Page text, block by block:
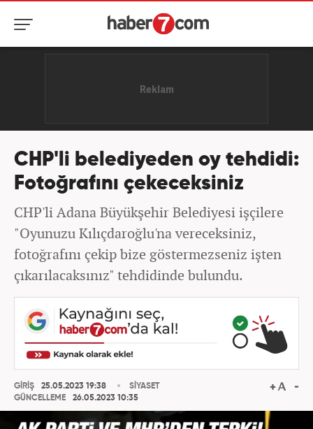
CHP'li belediyeden oy tehdidi:
Fotoğrafını çekeceksiniz
CHP'li Adana Büyükşehir Belediyesi işçilere
"Oyunuzu Kılıçdaroğlu'na vereceksiniz,
fotoğrafını çekip bize göstermezseniz işten
çıkarılacaksınız" tehdidinde bulundu.
GİRİŞ
25.05.2023 19:38
GÜNCELLEME
26.05.2023 10:35
SİYASET